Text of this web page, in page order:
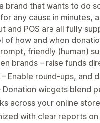
brand that wants to do
any cause in
and POS are all fully
of how and when
friendly (human)
brands – raise funds
Enable round-ups, and
Donation widgets blend
across your online
with clear reports